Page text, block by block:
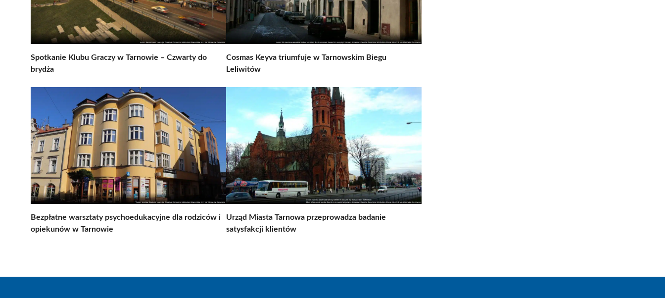
Spotkanie Klubu Graczy w Tarnowie – Czwarty do
brydża
Cosmas Keyva triumfuje w Tarnowskim Biegu
Leliwitów
Bezpłatne warsztaty psychoedukacyjne dla rodziców i
opiekunów w Tarnowie
Urząd Miasta Tarnowa przeprowadza badanie
satysfakcji klientów